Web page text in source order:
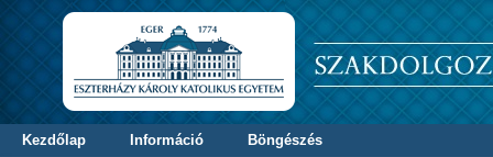
Kezdőlap Információ
Böngészés